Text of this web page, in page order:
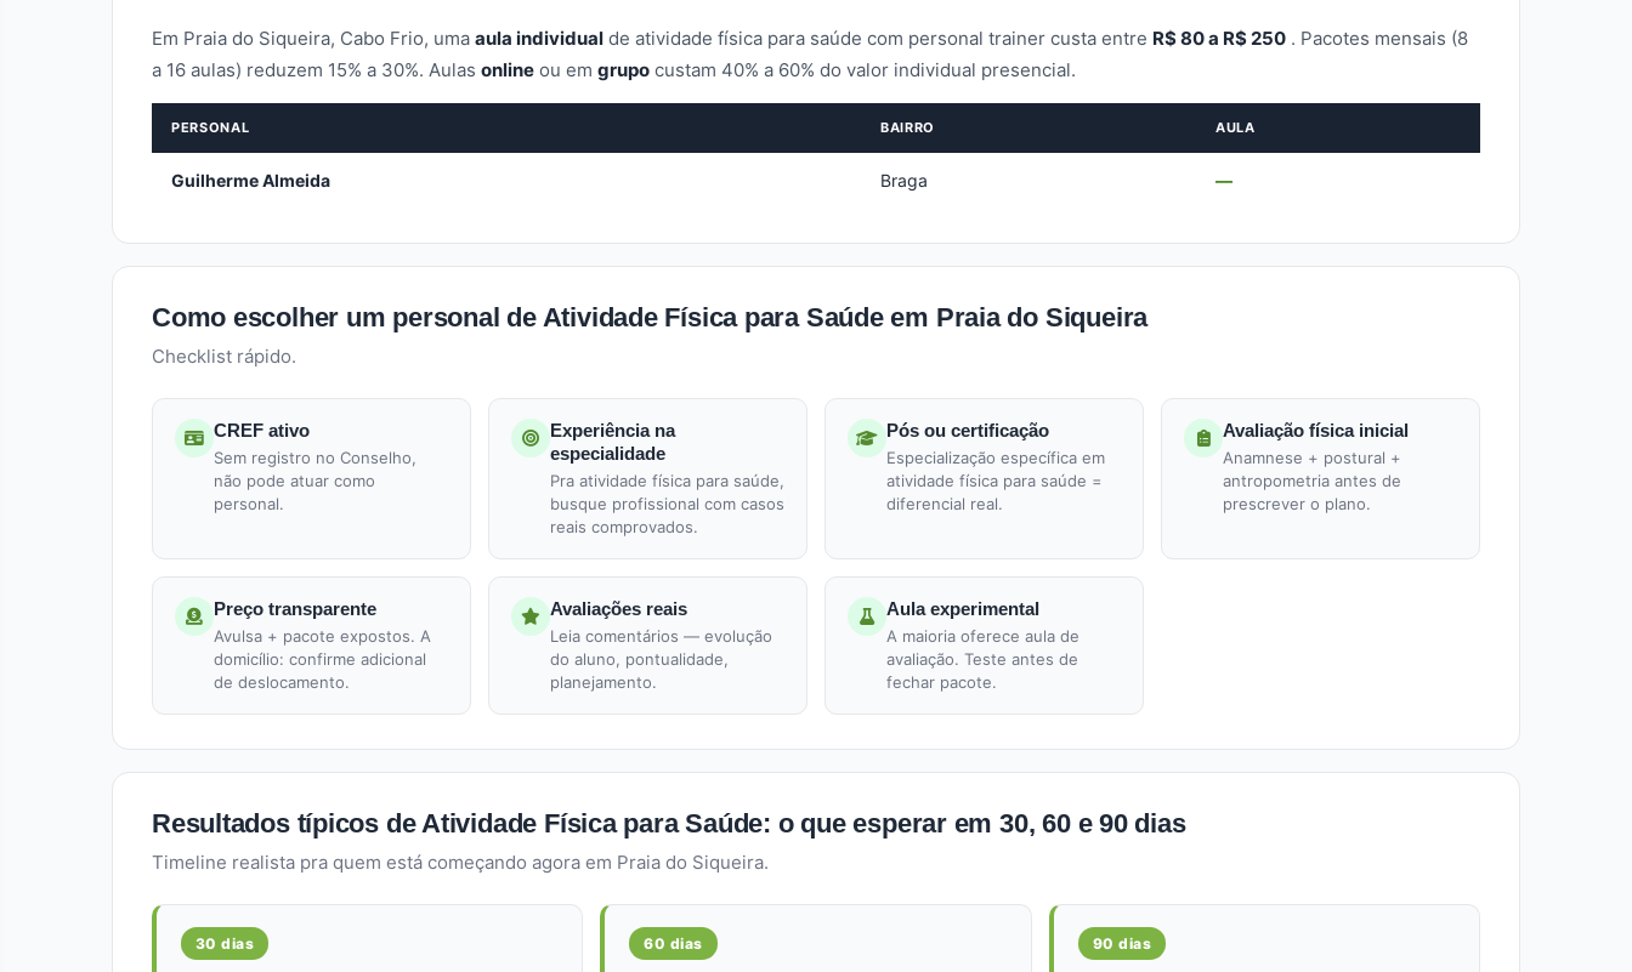
Em Praia do Siqueira, Cabo Frio, uma aula individual de atividade física para saúde com personal trainer custa entre R$ 80 a R$ 250 . Pacotes mensais (8
a 16 aulas) reduzem 15% a 30%. Aulas online ou em grupo custam 40% a 60% do valor individual presencial.
PERSONAL BAIRRO AULA
Guilherme Almeida Braga —
Como escolher um personal de Atividade Física para Saúde em Praia do Siqueira
Checklist rápido.
CREF ativo
Sem registro no Conselho,
não pode atuar como
personal.
Experiência na
especialidade
Pra atividade física para saúde,
busque profissional com casos
reais comprovados.
Pós ou certificação
Especialização específica em
atividade física para saúde =
diferencial real.
Avaliação física inicial
Anamnese + postural +
antropometria antes de
prescrever o plano.
Preço transparente
Avulsa + pacote expostos. A
domicílio: confirme adicional
de deslocamento.
Avaliações reais
Leia comentários — evolução
do aluno, pontualidade,
planejamento.
Aula experimental
A maioria oferece aula de
avaliação. Teste antes de
fechar pacote.
Resultados típicos de Atividade Física para Saúde: o que esperar em 30, 60 e 90 dias
Timeline realista pra quem está começando agora em Praia do Siqueira.
30 dias 60 dias 90 dias